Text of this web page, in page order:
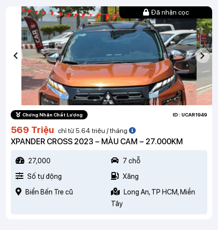
Đã nhận cọc
Chứng Nhận Chất Lượng ID : UCAR1949
569 Triệu chỉ từ 5.64 triệu / tháng
XPANDER CROSS 2023 – MÀU CAM – 27.000KM
27,000
7 chỗ
Số tự động
Xăng
Biển Bến Tre cũ
Long An, TP HCM, Miền
Tây